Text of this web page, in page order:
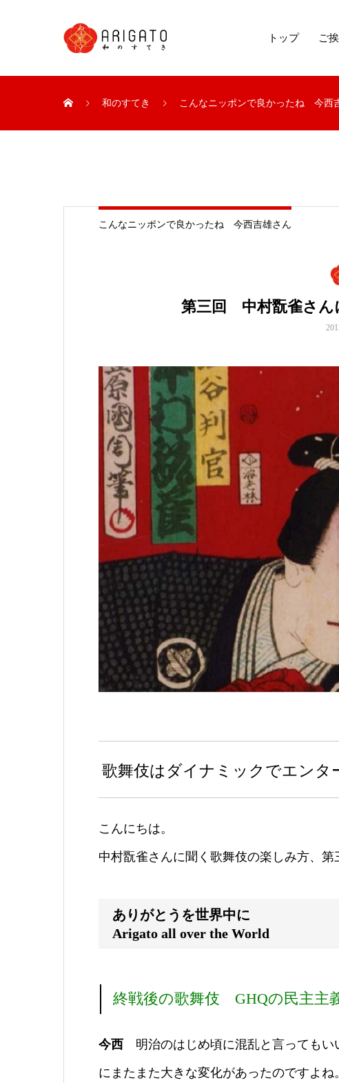
トップ ご
和のすてき こんなニッポンで良かったね 今西
こんなニッポンで良かったね 今西吉雄さん
第三回 中村翫雀さん
歌舞伎はダイナミックでエンタ
こんにちは。
中村翫雀さんに聞く歌舞伎の楽しみ方、第
ありがとうを世界中に
Arigato all over the World
終戦後の歌舞伎 GHQの民主主
今西 明治のはじめ頃に混乱と言ってもい
にまたまた大きな変化があったのですよね。